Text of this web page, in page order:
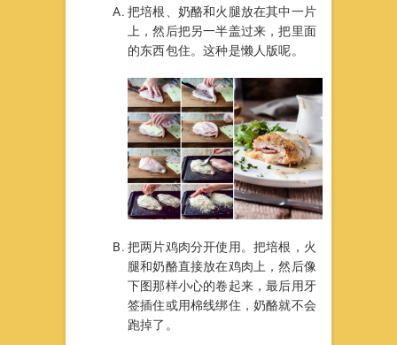
把培根、奶酪和火腿放在其中一片
上，然后把另一半盖过来，把里面
的东西包住。这种是懒人版呢。
把两片鸡肉分开使用。把培根，火
腿和奶酪直接放在鸡肉上，然后像
下图那样小心的卷起来，最后用牙
签插住或用棉线绑住，奶酪就不会
跑掉了。